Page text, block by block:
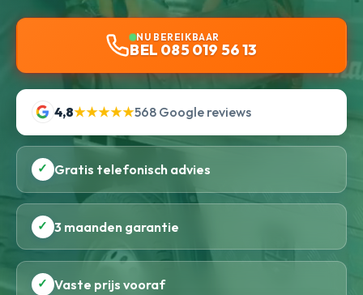
NU BEREIKBAAR
BEL 085 019 56 13
4,8★★★★★568 Google reviews
✓ Gratis telefonisch advies
✓ 3 maanden garantie
✓ Vaste prijs vooraf